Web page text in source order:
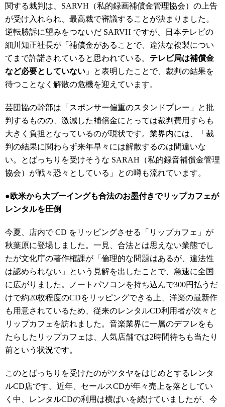
関する裁判は、SARVH（私的録画補償金管理協会）の上告
が受け入れられ、最高裁で審議することが決まりました。
逆転勝訴に望みをつないだ SARVH ですが、日本テレビの
細川知正社長が「補償金があることで、違法な複製につい
てまで許諾されていると思われている。 テレビ局は補償金
など必要としていない 」と表明したことで、裁判の結果を
待つことなく解散の危機を迎えています。
芸団協の幹部は「スポンサー偏重のスタンドプレー」と批
判するものの、激減した補償金にとっては裁判費用すらも
大きく負担となっているのが現状です。業界内には、「裁
判の結果に関わらず来年早々には解散するのは間違いな
い。とばっちりを受けそうな SARAH（私的録音補償金管理
協会）が戦々恐々としている」との噂も流れています。
●欧米から大ブーイングも合法のお墨付きでリップカフェが
レンタルを圧倒
今夏、店内で CD をリッピングさせる「リップカフェ」が
秋葉原に登場しました。一見、合法とは思えない業態でし
たが文化庁の著作権課が「倫理的な問題はあるが、違法性
は認められない」という見解を出したことで、急速に全国
に広がりました。ノートパソコンを持ち込んで300円払うだ
けで約20枚程度のCDをリッピングできる上、洋楽の最新作
も用意されているため、従来のレンタルCD利用者が次々と
リップカフェを訪れました。音楽業界に一層のデフレをも
たらしたリップカフェは、人気店舗では2時間待ちも当たり
前という状況です。
このとばっちりを受けたのがツタヤをはじめとするレンタ
ルCD店です。近年、セールスCDが年々売上を落としてい
く中、レンタルCDの利用は横ばいを続けていましたが、今